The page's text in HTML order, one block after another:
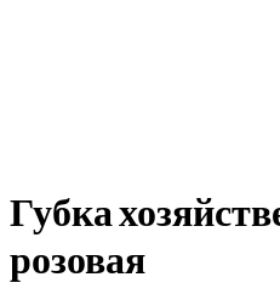
Губка
розовая